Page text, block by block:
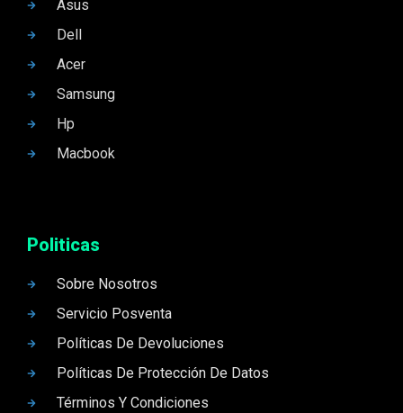
Asus
Dell
Acer
Samsung
Hp
Macbook
Politicas
Sobre Nosotros
Servicio Posventa
Políticas De Devoluciones
Políticas De Protección De Datos
Términos Y Condiciones